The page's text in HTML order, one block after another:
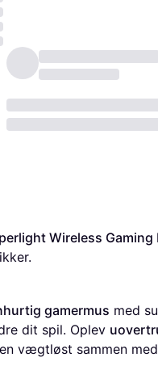
Wireless
gamermus med
dit spil. Oplev
vægtløst sammen